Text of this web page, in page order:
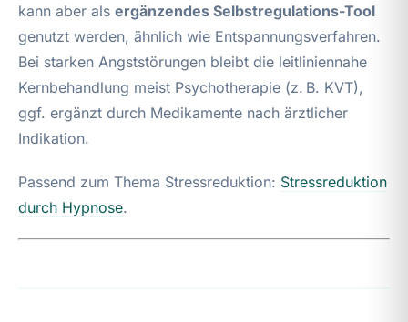
kann aber als ergänzendes Selbstregulations-Tool
genutzt werden, ähnlich wie Entspannungsverfahren.
Bei starken Angststörungen bleibt die leitliniennahe
Kernbehandlung meist Psychotherapie (z. B. KVT),
ggf. ergänzt durch Medikamente nach ärztlicher
Indikation.
Passend zum Thema Stressreduktion: Stressreduktion
durch Hypnose.